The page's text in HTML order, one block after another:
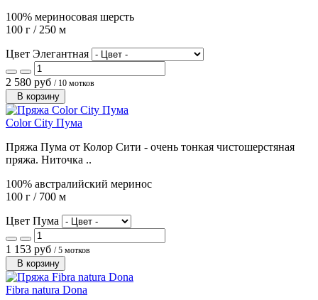
100% мериносовая шерсть
100 г / 250 м
Цвет Элегантная
2 580 руб / 10 мотков
В корзину
Color City Пума
Пряжа Пума от Колор Сити - очень тонкая чистошерстяная
пряжа. Ниточка ..
100% австралийский меринос
100 г / 700 м
Цвет Пума
1 153 руб / 5 мотков
В корзину
Fibra natura Dona